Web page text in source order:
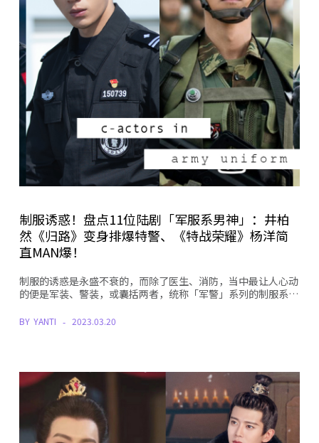
制服诱惑！盘点11位陆剧「军服系男神」：井柏
然《归路》变身排爆特警、《特战荣耀》杨洋简
直MAN爆！
制服的诱惑是永盛不衰的，而除了医生、消防，当中最让人心动
的便是军装、警装，或囊括两者，统称「军警」系列的制服系…
BY YANTI 2023.03.20